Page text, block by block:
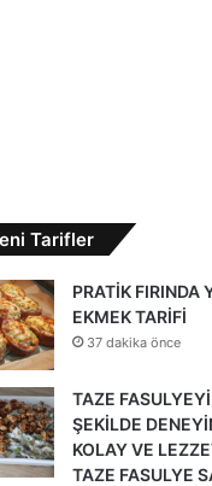
Tarifler
PRATİK FIRINDA
EKMEK TARİFİ
37 dakika önce
TAZE
ŞEKİLDE
KOLAY VE
TAZE FASULYE